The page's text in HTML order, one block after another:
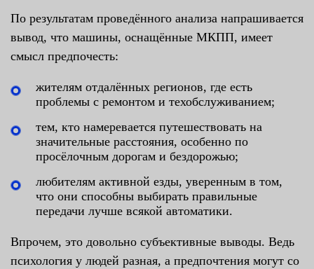
По результатам проведённого анализа напрашивается
вывод, что машины, оснащённые МКПП, имеет
смысл предпочесть:
жителям отдалённых регионов, где есть
проблемы с ремонтом и техобслуживанием;
тем, кто намеревается путешествовать на
значительные расстояния, особенно по
просёлочным дорогам и бездорожью;
любителям активной езды, уверенным в том,
что они способны выбирать правильные
передачи лучше всякой автоматики.
Впрочем, это довольно субъективные выводы. Ведь
психология у людей разная, а предпочтения могут со